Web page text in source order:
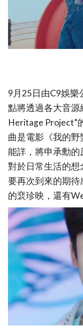
9月25日由C9娛
點將透過各大音源
Heritage Project”
曲是電影《我的
能詳，將申承勳的
對於日常生活的
要再次到來的期
的裵珍映，還有